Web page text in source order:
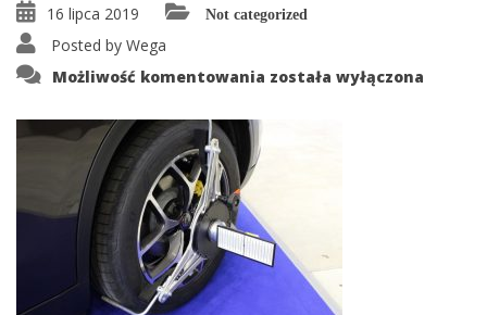
16 lipca 2019 Not categorized
Posted by Wega
Możliwość komentowania 13
została wyłączona